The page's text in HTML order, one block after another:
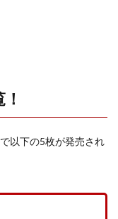
以下の5枚が発売され